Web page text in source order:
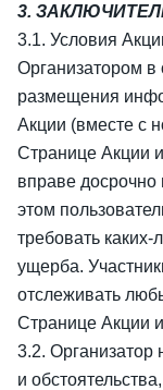
3.
3.1. Условия
Организатором в
размещения
Акции (вместе с
Странице Акции
вправе досрочно
этом
требовать
ущерба.
отслеживать
Странице Акции
3.2. Организатор
и